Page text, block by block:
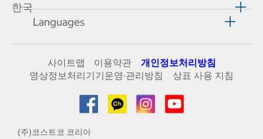
한국
Languages
사이트맵 이용약관
개인정보처리방침
영상정보처리기기운영·관리방침
상표 사용 지침
(주)코스트코 코리아